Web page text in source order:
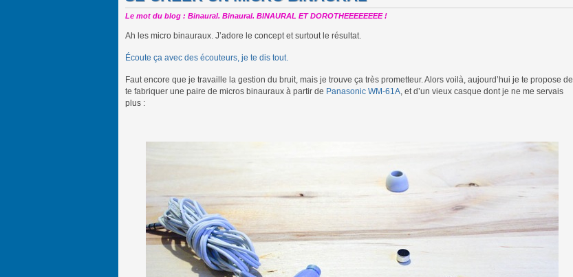
Le mot du blog : Binaural. Binaural. BINAURAL ET DOROTHEEEEEEEE !
Ah les micro binauraux. J’adore le concept et surtout le résultat.
Écoute ça avec des écouteurs, je te dis tout.
Faut encore que je travaille la gestion du bruit, mais je trouve ça très prometteur. Alors voilà, aujourd’hui je te propose de
te fabriquer une paire de micros binauraux à partir de Panasonic WM-61A, et d’un vieux casque dont je ne me servais
plus :